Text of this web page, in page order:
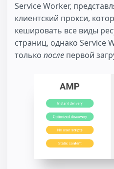
Service Worker,
клиентский прокси,
кешировать все виды
страниц, однако Service
только после первой